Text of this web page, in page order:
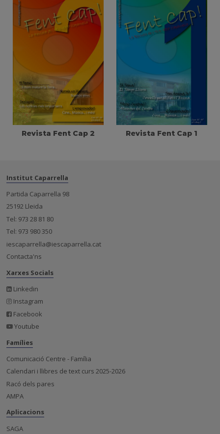
Revista Fent Cap 2 Revista Fent Cap 1
Institut Caparrella
Partida Caparrella 98
25192 Lleida
Tel: 973 28 81 80
Tel: 973 980 350
iescaparrella@iescaparrella.cat
Contacta'ns
Xarxes Socials
Linkedin
Instagram
Facebook
Youtube
Famílies
Comunicació Centre - Família
Calendari i llibres de text curs 2025-2026
Racó dels pares
AMPA
Aplicacions
SAGA